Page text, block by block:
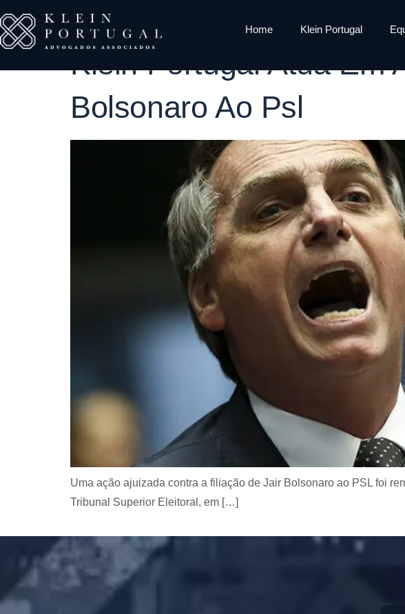
Home Klein Portugal
Klein Portugal Atua Em
Bolsonaro Ao Psl
Uma ação ajuizada contra a filiação de Jair Bolsonaro ao PSL foi
Tribunal Superior Eleitoral, em […]